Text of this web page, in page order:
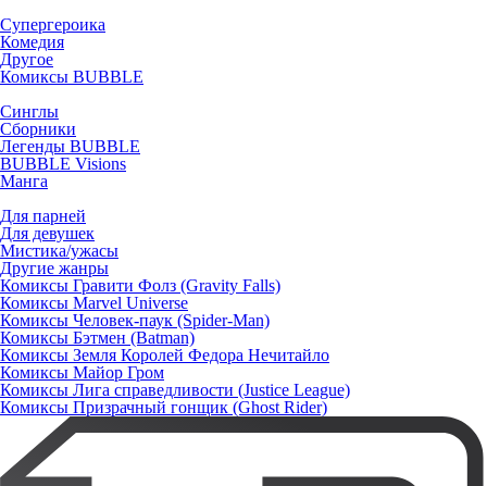
Супергероика
Комедия
Другое
Комиксы BUBBLE
Синглы
Сборники
Легенды BUBBLE
BUBBLE Visions
Манга
Для парней
Для девушек
Мистика/ужасы
Другие жанры
Комиксы Гравити Фолз (Gravity Falls)
Комиксы Marvel Universe
Комиксы Человек-паук (Spider-Man)
Комиксы Бэтмен (Batman)
Комиксы Земля Королей Федора Нечитайло
Комиксы Майор Гром
Комиксы Лига справедливости (Justice League)
Комиксы Призрачный гонщик (Ghost Rider)